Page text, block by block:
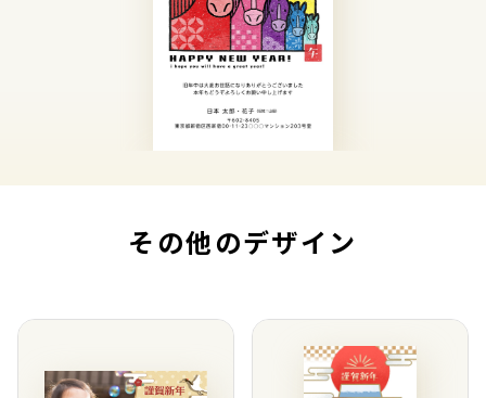
その他のデザイン